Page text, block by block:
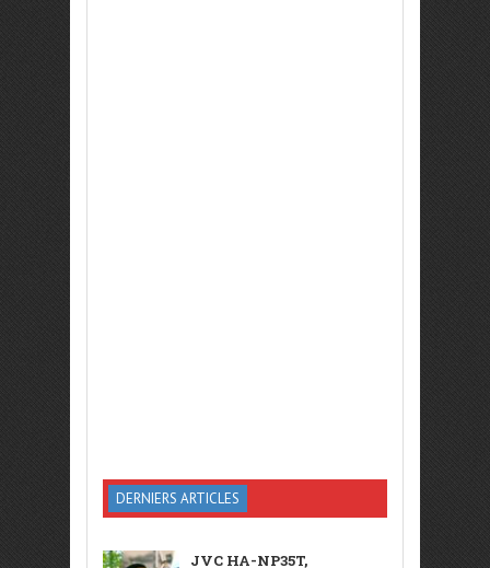
DERNIERS ARTICLES
JVC HA-NP35T,